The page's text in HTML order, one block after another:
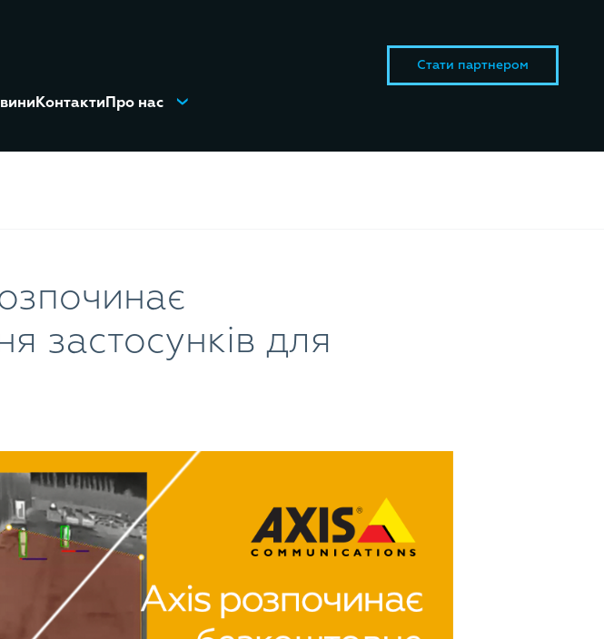
Стати партнером
КонтактиПро нас
застосунків для